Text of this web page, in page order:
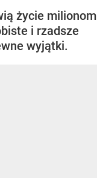
życie milionom
i rzadsze
wyjątki.